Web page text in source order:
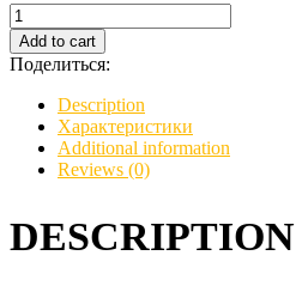
Кабель
КГН
1х240
quantity
Add to cart
Поделиться:
Description
Характеристики
Additional information
Reviews (0)
DESCRIPTION